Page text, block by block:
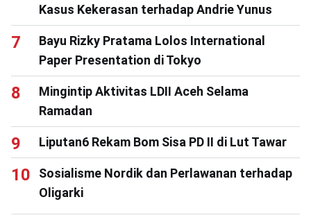
Kasus Kekerasan terhadap Andrie Yunus
Bayu Rizky Pratama Lolos International
Paper Presentation di Tokyo
Mingintip Aktivitas LDII Aceh Selama
Ramadan
Liputan6 Rekam Bom Sisa PD II di Lut Tawar
Sosialisme Nordik dan Perlawanan terhadap
Oligarki